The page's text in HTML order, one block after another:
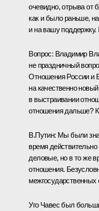
очевидно, отрыва от
как и было раньше,
и на вашу поддержку.
Вопрос: Владимир
не праздничный
Отношения России и
на качественно
в выстраивании
отношения дальше?
В.Путин: Мы были
время
деловые, но в то же
отношения.
межгосударственных
Уго Чавес был